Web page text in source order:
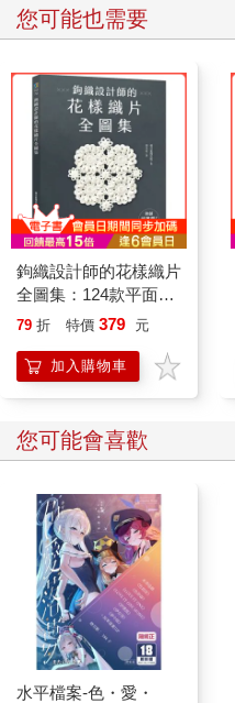
您可能也需要
鉤織設計師的花樣織片
全圖集：124款平面與
立體的日系唯美造型，
包、毯子，自由應用！
79 折 特價 379 元
加入購物車
您可能會喜歡
水平檔案-色・愛・